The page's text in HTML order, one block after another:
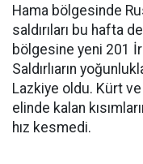
Hama bölgesinde
saldırıları bu hafta
bölgesine yeni 201
Saldırlıarın
Lazkiye oldu. Kürt
elinde kalan
hız kesmedi.